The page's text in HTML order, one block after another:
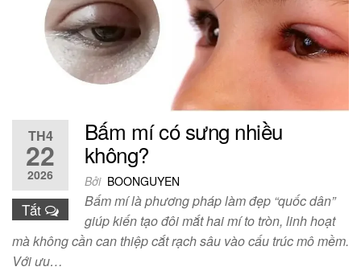
TH4
22
2026
Tắt
Bấm mí có sưng nhiều
không?
Bởi BOONGUYEN
Bấm mí là phương pháp làm đẹp “quốc dân”
giúp kiến tạo đôi mắt hai mí to tròn, linh hoạt
mà không cần can thiệp cắt rạch sâu vào cấu trúc mô mềm.
Với ưu…